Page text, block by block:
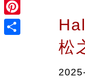
Pinterest
松